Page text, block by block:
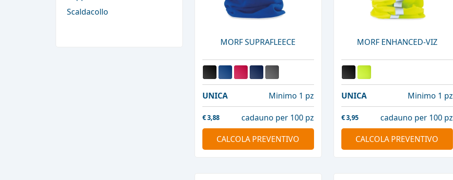
Scaldacollo
MORF SUPRAFLEECE
UNICA Minimo 1 pz
€3,88
cadauno per 100 pz
CALCOLA PREVENTIVO
MORF ENHANCED-VIZ
UNICA Minimo 1 pz
€3,95
cadauno per 100 pz
CALCOLA PREVENTIVO